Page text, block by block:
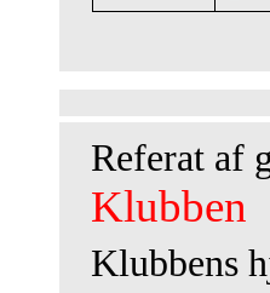
Referat af
Klubben
Klubbens